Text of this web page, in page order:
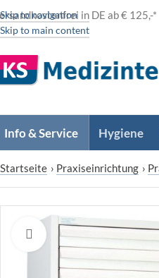
Skip to navigation
Skip to main content
in DE ab € 125,-*
Info & Service Hygiene
Startseite › Praxiseinrichtung ›
Zum Vergrößern